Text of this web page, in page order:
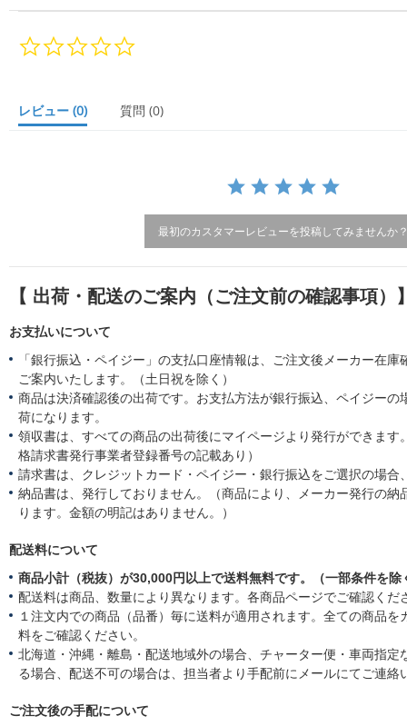
a
r
レビュー (0) 質問 (0)
最初のカスタマーレビューを投稿してみませんか
【 出荷・配送のご案内（ご注文前の確認事項）
お支払いについて
「銀行振込・ペイジー」の支払口座情報は、ご注文後メーカー在
ご案内いたします。（土日祝を除く）
商品は決済確認後の出荷です。お支払方法が銀行振込、ペイジーの
荷になります。
領収書は、すべての商品の出荷後にマイページより発行ができます
格請求書発行事業者登録番号の記載あり）
請求書は、クレジットカード・ペイジー・銀行振込をご選択の場合
納品書は、発行しておりません。（商品により、メーカー発行の納
ります。金額の明記はありません。）
配送料について
商品小計（税抜）が30,000円以上で送料無料です。（一部条件を除
配送料は商品、数量により異なります。各商品ページでご確認くだ
１注文内での商品（品番）毎に送料が適用されます。全ての商品を
料をご確認ください。
北海道・沖縄・離島・配送地域外の場合、チャーター便・車両指定
る場合、配送不可の場合は、担当者より手配前にメールにてご連絡
ご注文後の手配について